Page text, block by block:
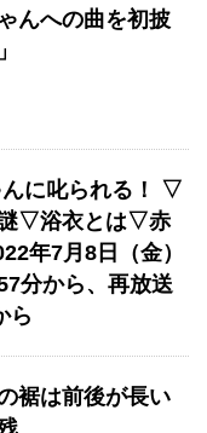
んへの曲を初披
に叱られる！ ▽
▽浴衣とは▽赤
年7月8日（金）
分から、再放送
ら
裾は前後が長い